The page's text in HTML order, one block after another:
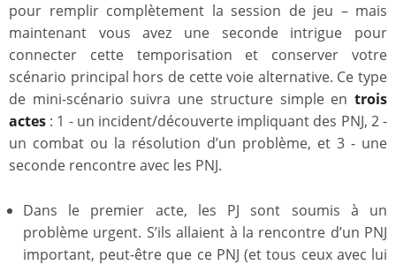
pour remplir complètement la session de jeu – mais
maintenant vous avez une seconde intrigue pour
connecter cette temporisation et conserver votre
scénario principal hors de cette voie alternative. Ce type
de mini-scénario suivra une structure simple en trois
actes : 1 - un incident/découverte impliquant des PNJ, 2 -
un combat ou la résolution d’un problème, et 3 - une
seconde rencontre avec les PNJ.
Dans le premier acte, les PJ sont soumis à un
problème urgent. S’ils allaient à la rencontre d’un PNJ
important, peut-être que ce PNJ (et tous ceux avec lui